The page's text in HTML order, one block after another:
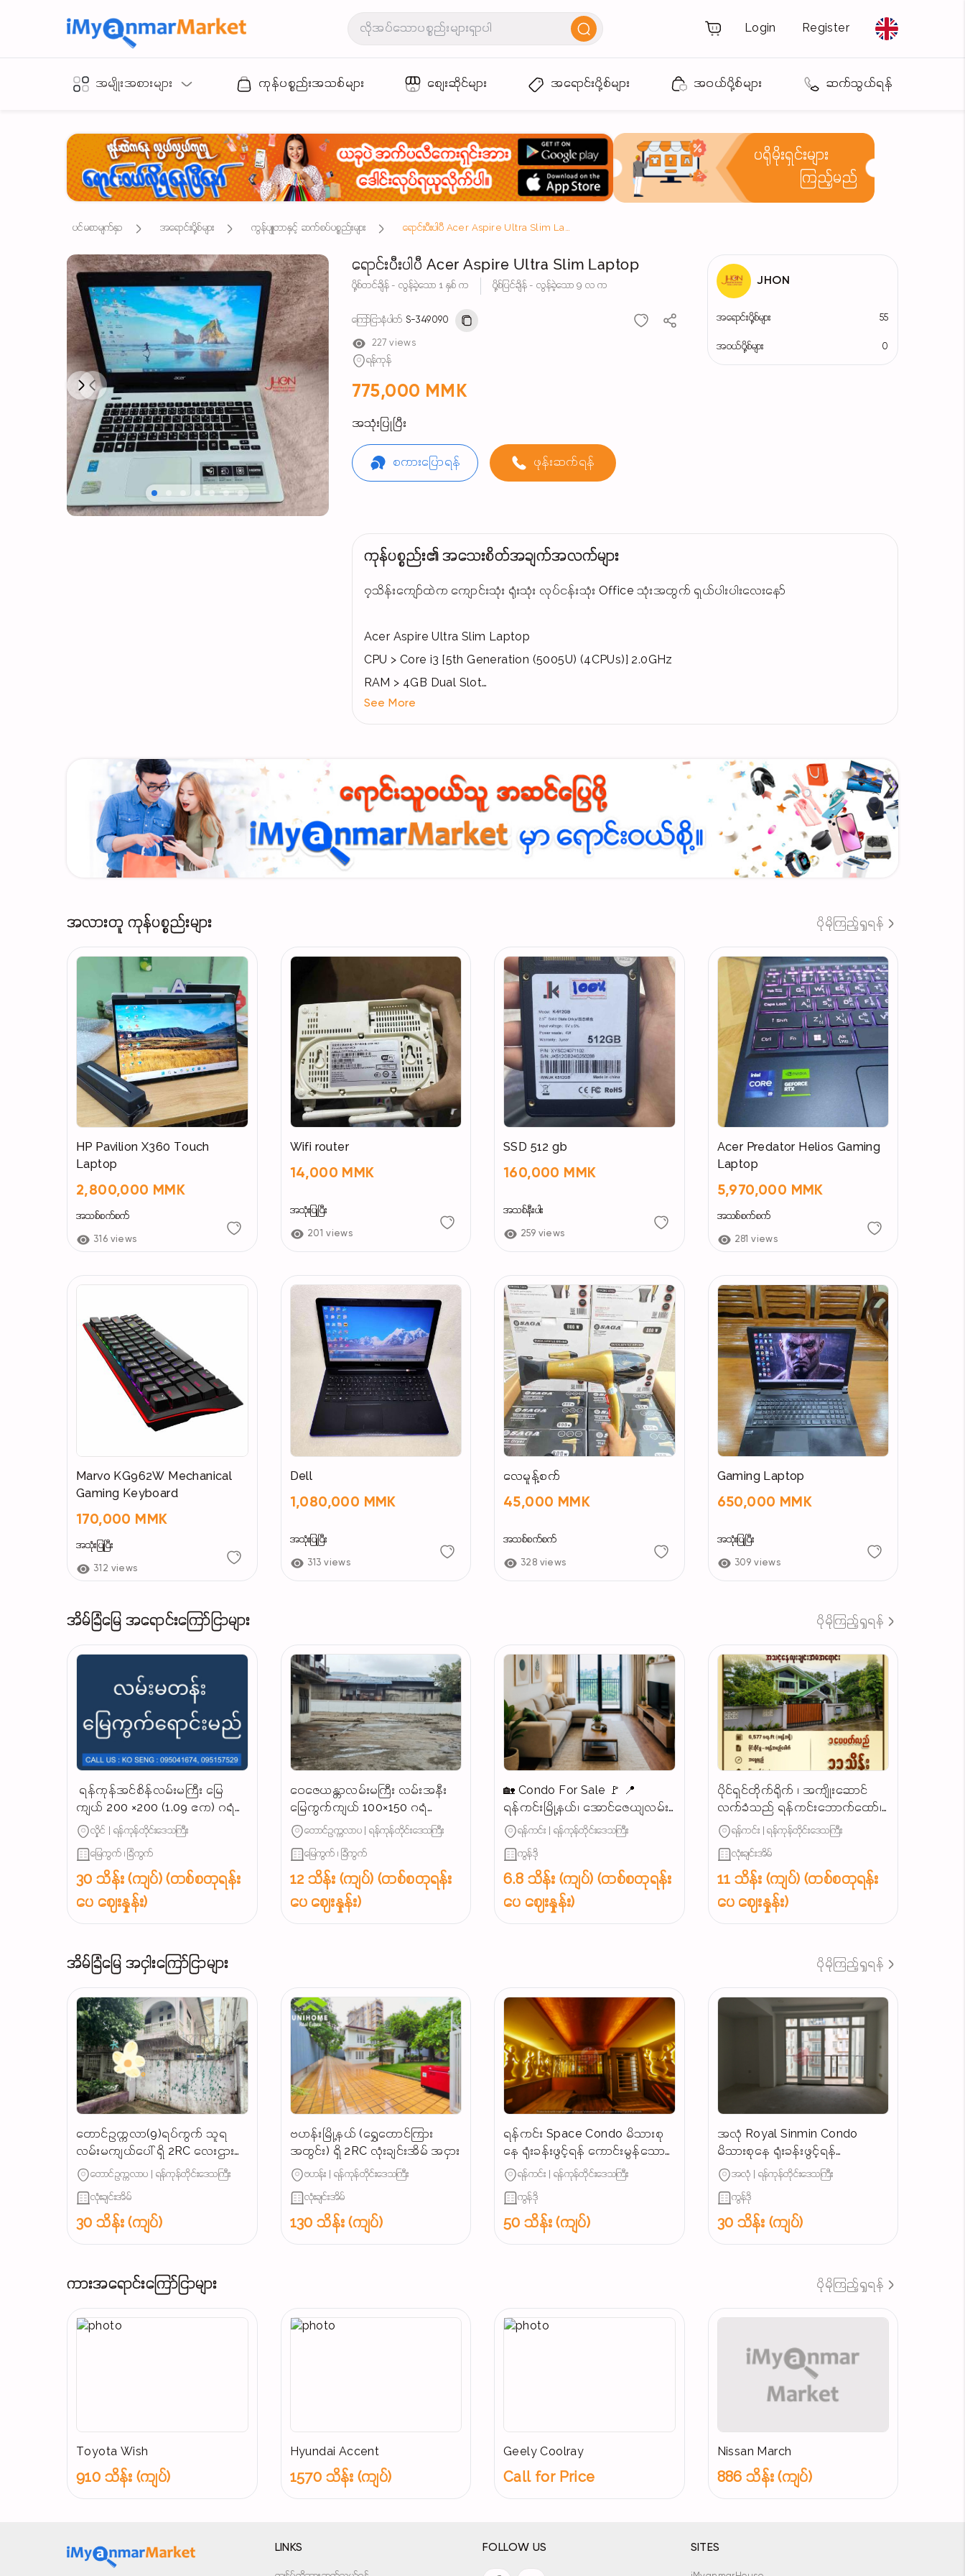
Login Register
အမျိုးအစားများ ကုန်ပစ္စည်းအသစ်များ စျေးဆိုင်များ အရောင်းပို့စ်များ အဝယ်ပို့စ်များ ဆက်သွယ်ရန်
ပရိုမိုးရှင်းများ
ကြည့်မည်
ပင်မစာမျက်နှာ အရောင်းပို့စ်များ ကွန်ပျူတာနှင့် ဆက်စပ်ပစ္စည်းများ ရောင်းပီးပါပီ Acer Aspire Ultra Slim Laptop
Previous
Next
ရောင်းပီးပါပီ Acer Aspire Ultra Slim Laptop
ပို့စ်တင်ချိန် - လွန်ခဲ့သော 1 နှစ် က ပို့စ်ပြင်ချိန် - လွန်ခဲ့သော 9 လ က
ကြော်ငြာနံပါတ် S-349090
227 views
ရန်ကုန်
775,000 MMK
အသုံးပြုပြီး
စကားပြောရန် ဖုန်းဆက်ရန်
JHON
အရောင်းပို့စ်များ 55
အဝယ်ပို့စ်များ 0
ကုန်ပစ္စည်း၏ အသေးစိတ်အချက်အလက်များ
၇သိန်းကျော်ထဲက ကျောင်းသုံး ရုံးသုံး လုပ်ငန်းသုံး Office သုံးအတွက် ရှယ်ပါးပါးလေးနော်
Acer Aspire Ultra Slim Laptop
CPU > Core i3 [5th Generation (5005U) (4CPUs)] 2.0GHz
RAM > 4GB Dual Slot
Battery > 3Hour ခံပါတယ်
Acer Original Charger Include
Window 10 / White Black Colour
WiFi , Bluetooth , HDMI , USB 3Ports , Web Cam , Wi-Lan Port , DVD Drive(RW) , SD Card Slot
ပါ အော်စီးပါ
Price 7750,00 Ks (ဈေးအလျော့အတင်းရှိ)
ဘယ် Laptops မဆိုဝယ်ယူအားပေးသော ချစ်ကာကာလေးများကို လက်ဆောင် ၆ မျိုး ပေးနေပါပြီ
JHON ဆီမှ ဝယ်ယူထားတဲ့ Laptops တွေကို တစ်သက်တာ (Software & Hardware Service Free) လက်ခ
မဲ့ပါ
Phone 095113091
ဝေပးစရာမလိုပဲ ဝယ်ယူလို့ရပါတယ်
Address > အမှတ်၂၃ , ပန်းတနော်လမ်း(ဗဟိုလမ်းဘက်မှဝင်ရန်) , စမ်းချောင်းမြို့နယ် , ရန်ကုန်မြို့
မနက် ၉ နာရီ မှ ည ၆ နာရီထိ ပိတ်ရက်မရှိဖွင့်ပါတယ်
See More
အလားတူ ကုန်ပစ္စည်းများ ပိုမိုကြည့်ရှုရန်
HP Pavilion X360 Touch
Laptop
2,800,000 MMK
အသစ်စက်စက်
316 views
Wifi router
14,000 MMK
အသုံးပြုပြီး
201 views
SSD 512 gb
160,000 MMK
အသစ်နီးပါး
259 views
Acer Predator Helios Gaming
Laptop
5,970,000 MMK
အသစ်စက်စက်
281 views
Marvo KG962W Mechanical
Gaming Keyboard
170,000 MMK
အသုံးပြုပြီး
312 views
Dell
1,080,000 MMK
အသုံးပြုပြီး
313 views
လေမူန့်စက်
45,000 MMK
အသစ်စက်စက်
328 views
Gaming Laptop
650,000 MMK
အသုံးပြုပြီး
309 views
အိမ်ခြံမြေ အရောင်းကြော်ငြာများ ပိုမိုကြည့်ရှုရန်
‌ ရန်ကုန်အင်စိန်လမ်းမကြီး မြေ
ကျယ် 200 ×200 (1.09 ဧက) ဂရံ
နေရာကောင်မြေကွက် အရောင်း,‼️
လှိုင် | ရန်ကုန်တိုင်းဒေသကြီး
မြေကွက် ၊ ခြံကွက်
30 သိန်း (ကျပ်) (တစ်စတုရန်း
ပေ ဈေးနှုန်း)
ဝေဇေယန္တာလမ်းမကြီး လမ်းအနီး
မြေကွက်ကျယ် 100×150 ဂရံ
လုပ်ငန်းသင့်မြေကွက်ရောင်းမည်
တောင်ဥက္ကလာပ | ရန်ကုန်တိုင်းဒေသကြီး
မြေကွက် ၊ ခြံကွက်
12 သိန်း (ကျပ်) (တစ်စတုရန်း
ပေ ဈေးနှုန်း)
🏡 Condo For Sale 🚩 📍
ရန်ကင်းမြို့နယ်၊ အောင်ဇေယျလမ်း
အနီး (နေရာကောင်း)
ရန်ကင်း | ရန်ကုန်တိုင်းဒေသကြီး
ကွန်ဒို
6.8 သိန်း (ကျပ်) (တစ်စတုရန်း
ပေ ဈေးနှုန်း)
ပိုင်ရှင်တိုက်ရိုက် ၊ အကျိုးဆောင်
လက်ခံသည် ရန်ကင်းဘောက်ထော်၊
သာယာရွှေပြည်လမ်းမဂုတ်ကွက်၊
ရန်ကင်း | ရန်ကုန်တိုင်းဒေသကြီး
လုံးချင်းအိမ်
11 သိန်း (ကျပ်) (တစ်စတုရန်း
ပေ ဈေးနှုန်း)
အိမ်ခြံမြေ အငှါးကြော်ငြာများ ပိုမိုကြည့်ရှုရန်
တောင်ဥက္ကလာ(9)ရပ်ကွက် သူရ
လမ်းမကျယ်ပေါ် ရှိ 2RC လေးဌားပါ
မည် လူနေမလား / ရုံးခန်းဖွင့်ရင်
အဆင်ပြေ...
တောင်ဥက္ကလာပ | ရန်ကုန်တိုင်းဒေသကြီး
လုံးချင်းအိမ်
30 သိန်း (ကျပ်)
ဗဟန်းမြို့နယ် (ရွှေတောင်ကြား
အတွင်း) ရှိ 2RC လုံးချင်းအိမ် အငှား
ဗဟန်း | ရန်ကုန်တိုင်းဒေသကြီး
လုံးချင်းအိမ်
130 သိန်း (ကျပ်)
ရန်ကင်း Space Condo မိသားစု
နေ ရုံးခန်းဖွင့်ရန် ကောင်းမွန်သော
အခန်းအငှား
ရန်ကင်း | ရန်ကုန်တိုင်းဒေသကြီး
ကွန်ဒို
50 သိန်း (ကျပ်)
အလုံ Royal Sinmin Condo
မိသားစုနေ ရုံးခန်းဖွင့်ရန်
ကောင်းမွန်သောအခန်းအငှား
အလုံ | ရန်ကုန်တိုင်းဒေသကြီး
ကွန်ဒို
30 သိန်း (ကျပ်)
ကားအရောင်းကြော်ငြာများ ပိုမိုကြည့်ရှုရန်
Toyota Wish
910 သိန်း (ကျပ်)
Hyundai Accent
1570 သိန်း (ကျပ်)
Geely Coolray
Call for Price
Nissan March
886 သိန်း (ကျပ်)
LINKS FOLLOW US SITES